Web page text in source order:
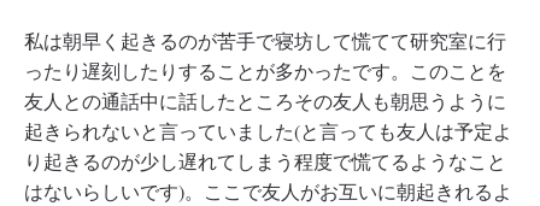
私は朝早く起きるのが苦手で寝坊して慌てて研究室に行
ったり遅刻したりすることが多かったです。このことを
友人との通話中に話したところその友人も朝思うように
起きられないと言っていました(と言っても友人は予定よ
り起きるのが少し遅れてしまう程度で慌てるようなこと
はないらしいです)。ここで友人がお互いに朝起きれるよ